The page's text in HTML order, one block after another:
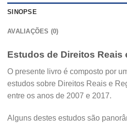
SINOPSE
AVALIAÇÕES (0)
Estudos de Direitos Reais
O presente livro é composto por
estudos sobre Direitos Reais e
entre os anos de 2007 e 2017.
Alguns destes estudos são